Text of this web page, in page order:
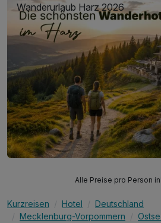
Wanderurlaub Harz 2026
Alle Preise pro Person
Kurzreisen Hotel
Deutschland
Mecklenburg-Vorpommern